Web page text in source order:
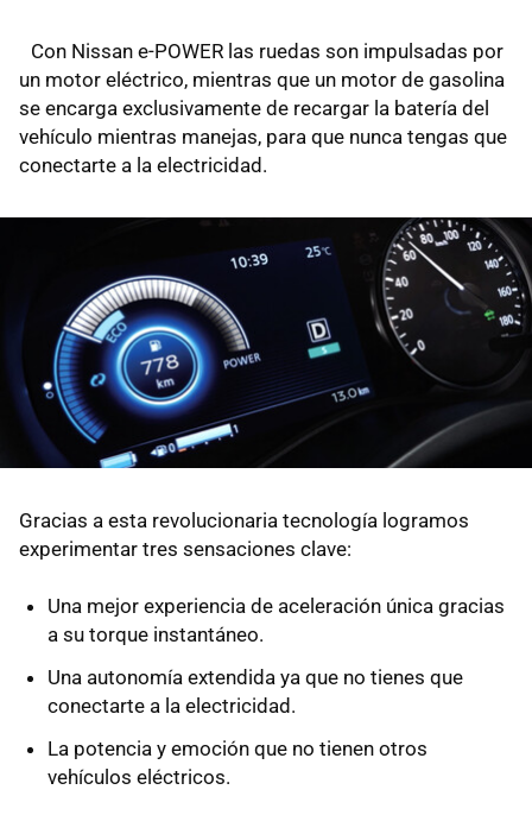
Con Nissan e-POWER las ruedas son impulsadas por
un motor eléctrico, mientras que un motor de gasolina
se encarga exclusivamente de recargar la batería del
vehículo mientras manejas, para que nunca tengas que
conectarte a la electricidad.
Gracias a esta revolucionaria tecnología logramos
experimentar tres sensaciones clave:
Una mejor experiencia de aceleración única gracias
a su torque instantáneo.
Una autonomía extendida ya que no tienes que
conectarte a la electricidad.
La potencia y emoción que no tienen otros
vehículos eléctricos.